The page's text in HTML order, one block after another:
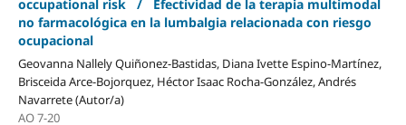
occupational risk / Efectividad de la terapia multimodal
no farmacológica en la lumbalgia relacionada con riesgo
ocupacional
Geovanna Nallely Quiñonez-Bastidas, Diana Ivette Espino-Martínez,
Brisceida Arce-Bojorquez, Héctor Isaac Rocha-González, Andrés
Navarrete (Autor/a)
AO 7-20